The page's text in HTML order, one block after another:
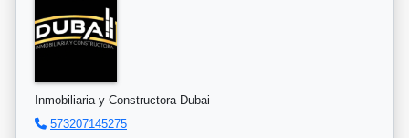
Inmobiliaria y Constructora Dubai
573207145275